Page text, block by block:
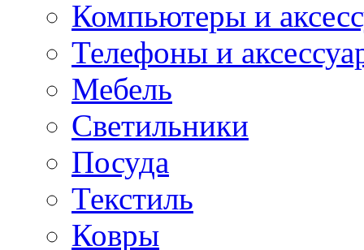
Компьютеры и
Телефоны и
Мебель
Светильники
Посуда
Текстиль
Ковры